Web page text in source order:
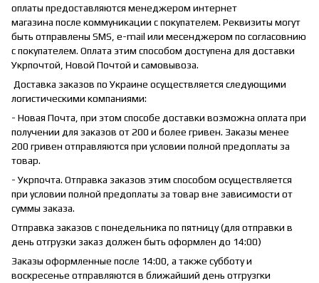
оплаты предоставляются менеджером интернет
магазина после коммуникации с покупателем. Реквизиты могут
быть отправлены SMS, e-mail или месенджером по согласовнию
с покупателем. Оплата этим способом доступена для доставки
Укрпочтой, Новой Почтой и самовывоза.
Доставка заказов по Украине осуществляется следующими
логистическими компаниями:
- Новая Почта, при этом способе доставки возможна оплата при
получении для заказов от 200 и более гривен. Заказы менее
200 гривен отправляются при условии полной предоплаты за
товар.
- Укрпочта. Отправка заказов этим способом осуществляется
при условии полной предоплаты за товар вне зависимости от
суммы заказа.
Отправка заказов с понедельника по пятницу (для отправки в
день отгрузки заказ должен быть оформлен до 14:00)
Заказы оформленные после 14:00, а также субботу и
воскресенье отправляются в ближайший день отгрузгки